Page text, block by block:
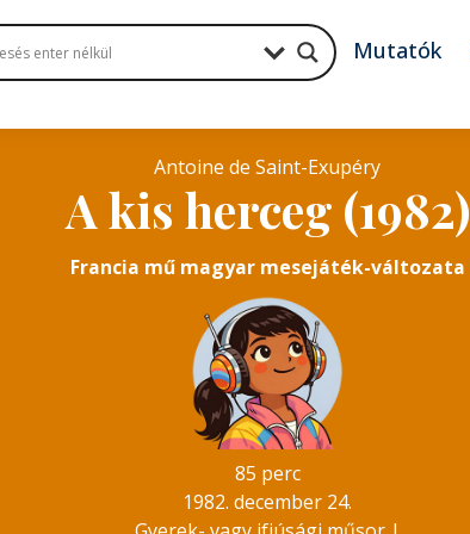
Mutatók
Antoine de Saint-Exupéry
A kis herceg (1982)
Francia mű magyar mesejáték-változata
85 perc
1982. december 24.